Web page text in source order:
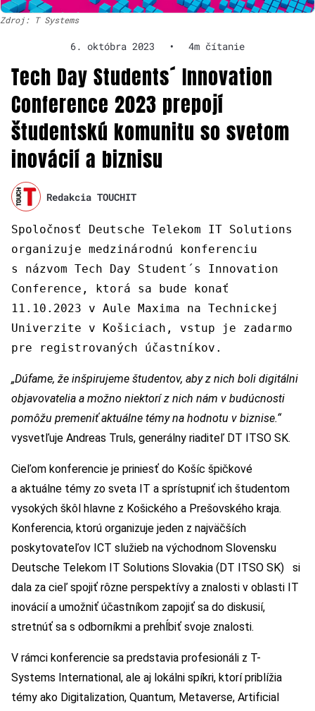
Zdroj: T Systems
6. októbra 2023 • 4m čítanie
Tech Day Students´ Innovation
Conference 2023 prepojí
študentskú komunitu so svetom
inovácií a biznisu
Redakcia TOUCHIT
Spoločnosť Deutsche Telekom IT Solutions
organizuje medzinárodnú konferenciu
s názvom Tech Day Student´s Innovation
Conference, ktorá sa bude konať
11.10.2023 v Aule Maxima na Technickej
Univerzite v Košiciach, vstup je zadarmo
pre registrovaných účastníkov.
„Dúfame, že inšpirujeme študentov, aby z nich boli digitálni
objavovatelia a možno niektorí z nich nám v budúcnosti
pomôžu premeniť aktuálne témy na hodnotu v biznise.“
vysvetľuje Andreas Truls, generálny riaditeľ DT ITSO SK.
Cieľom konferencie je priniesť do Košíc špičkové
a aktuálne témy zo sveta IT a sprístupniť ich študentom
vysokých škôl hlavne z Košického a Prešovského kraja.
Konferencia, ktorú organizuje jeden z najväčších
poskytovateľov ICT služieb na východnom Slovensku
Deutsche Telekom IT Solutions Slovakia (DT ITSO SK) si
dala za cieľ spojiť rôzne perspektívy a znalosti v oblasti IT
inovácií a umožniť účastníkom zapojiť sa do diskusií,
stretnúť sa s odborníkmi a prehĺbiť svoje znalosti.
V rámci konferencie sa predstavia profesionáli z T-
Systems International, ale aj lokálni spíkri, ktorí priblížia
témy ako Digitalization, Quantum, Metaverse, Artificial